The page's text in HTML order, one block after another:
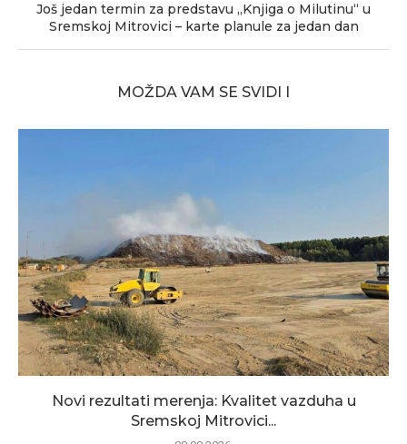
Još jedan termin za predstavu „Knjiga o Milutinu“ u
Sremskoj Mitrovici – karte planule za jedan dan
MOŽDA VAM SE SVIDI I
Novi rezultati merenja: Kvalitet vazduha u
Sremskoj Mitrovici...